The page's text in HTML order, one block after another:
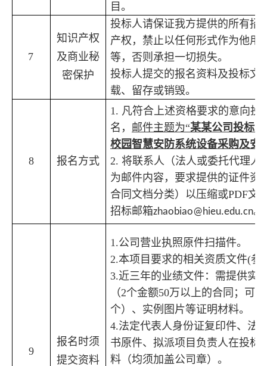
目 。
7
知识产权
及商业秘
密保护
投标人请保证我方提供的所有招
产权，禁止以任何形式作为他用
等，否则承担一切损失。
投标人提交的报名资料及投标文
载、留存或销毁。
8 报名方式
1. 凡符合上述资格要求的意向投
名， 邮件主题为“某某公司投标
校园智慧安防系统设备采购及安
2. 将联系人（法人或委托代理人
为邮件内容，要求提供的证件资
合同文档分类）以压缩或PDF文
招标邮箱zhaobiao@hieu.edu.cn。
9
报名时须
提交资料
1.公司营业执照原件扫描件。
2.本项目要求的相关资质文件(参
3.近三年的业绩文件： 需提供实
（2个金额50万以上的合同 ； 可
个）、实例图片等证明材料。
4.法定代表人身份证复印件、 法
书原件、 拟派项目负责人在投标
料 （均须加 盖公司章）。